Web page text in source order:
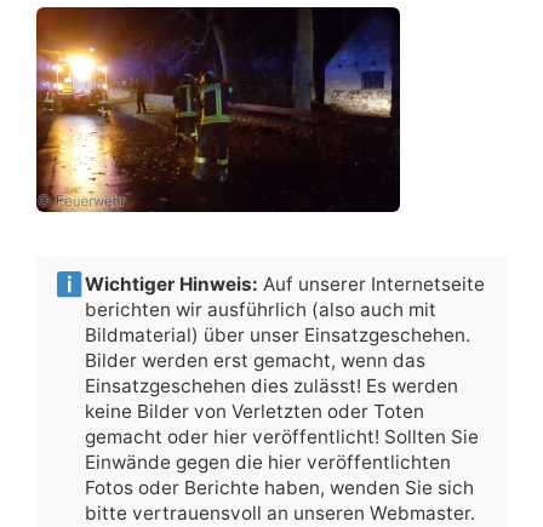
Wichtiger Hinweis: Auf unserer Internetseite
berichten wir ausführlich (also auch mit
Bildmaterial) über unser Einsatzgeschehen.
Bilder werden erst gemacht, wenn das
Einsatzgeschehen dies zulässt! Es werden
keine Bilder von Verletzten oder Toten
gemacht oder hier veröffentlicht! Sollten Sie
Einwände gegen die hier veröffentlichten
Fotos oder Berichte haben, wenden Sie sich
bitte vertrauensvoll an unseren Webmaster.